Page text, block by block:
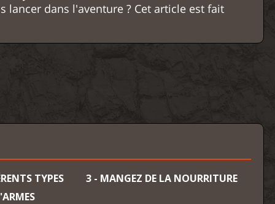
lancer dans l'aventure ? Cet article est fait
TYPES
3 - MANGEZ DE LA NOURRITURE